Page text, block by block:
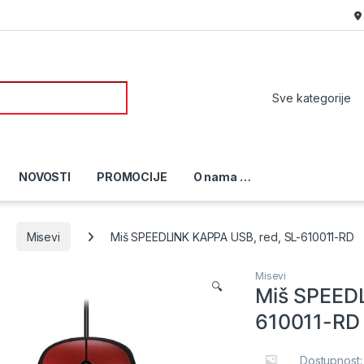
NOVOSTI PROMOCIJE O nama …
Misevi Miš SPEEDLINK KAPPA USB, red, SL-610011-RD
🔍
Misevi
Miš
610011-RD